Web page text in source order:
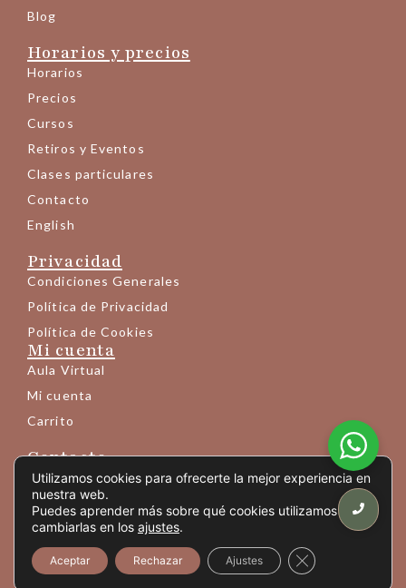
Blog
Horarios y precios
Horarios
Precios
Cursos
Retiros y Eventos
Clases particulares
Contacto
English
Privacidad
Condiciones Generales
Política de Privacidad
Política de Cookies
Mi cuenta
Aula Virtual
Mi cuenta
Carrito
Contacto
+34 683 145 189
info@yogaprem.eu
Avda. Mistral 10 - entresuelo 6ª
(Código vídeoportero: picar "206+OK")
Utilizamos cookies para ofrecerte la mejor experiencia en
nuestra web.
Puedes aprender más sobre qué cookies utilizamos o
cambiarlas en los ajustes.
Aceptar Rechazar Ajustes Cerrar el banner